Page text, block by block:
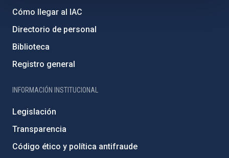
Cómo llegar al IAC
Directorio de personal
Biblioteca
Registro general
INFORMACIÓN INSTITUCIONAL
Legislación
Transparencia
Código ético y política antifraude